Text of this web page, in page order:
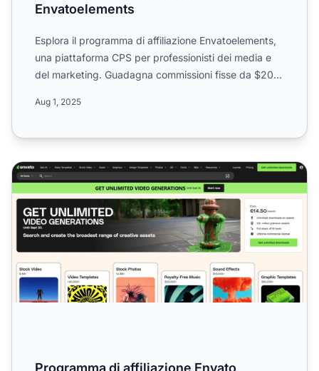
Envatoelements
Esplora il programma di affiliazione Envatoelements,
una piattaforma CPS per professionisti dei media e
del marketing. Guadagna commissioni fisse da $20 a
Aug 1, 2025
Programma di affiliazione Envato
Programma di affiliazione Envato